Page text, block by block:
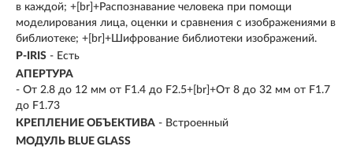
в каждой; +[br]+Распознавание человека при помощи
моделирования лица, оценки и сравнения с изображениями в
библиотеке; +[br]+Шифрование библиотеки изображений.
P-IRIS - Есть
АПЕРТУРА
- От 2.8 до 12 мм от F1.4 до F2.5+[br]+От 8 до 32 мм от F1.7
до F1.73
КРЕПЛЕНИЕ ОБЪЕКТИВА - Встроенный
МОДУЛЬ BLUE GLASS